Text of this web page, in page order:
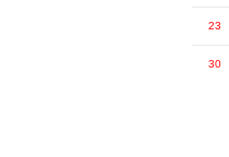
23
30